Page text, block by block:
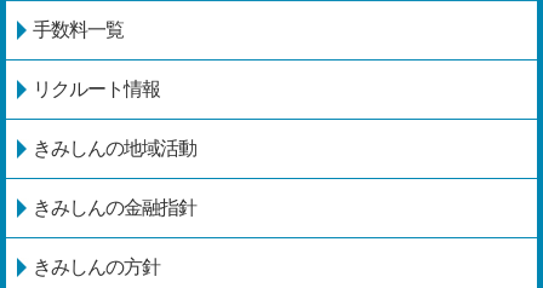
手数料一覧
リクルート情報
きみしんの地域活動
きみしんの金融指針
きみしんの方針